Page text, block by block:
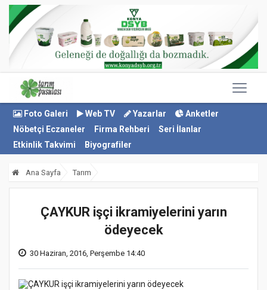
Foto Galeri Web TV Yazarlar
Anketler
Nöbetçi Eczaneler
Firma Rehberi
Seri İlanlar
Etkinlik Takvimi
Biyografiler
Ana Sayfa Tarım
ÇAYKUR işçi ikramiyelerini yarın
ödeyecek
30 Haziran, 2016, Perşembe 14:40